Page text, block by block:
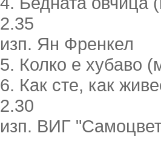
2.35
изп. Ян Френкел
5. Колко е хубаво
6. Как сте, как
2.30
изп. ВИГ